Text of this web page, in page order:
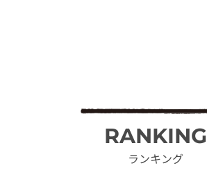
RANKING
ランキング